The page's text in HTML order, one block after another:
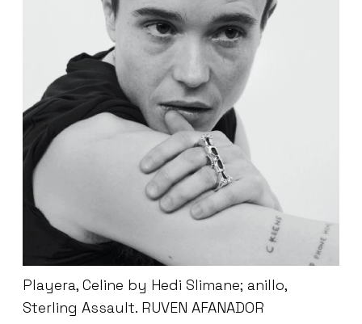
Playera, Celine by Hedi Slimane; anillo,
Sterling Assault. RUVEN AFANADOR